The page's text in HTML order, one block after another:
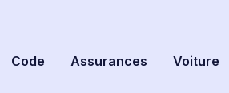
Code Assurances Voiture